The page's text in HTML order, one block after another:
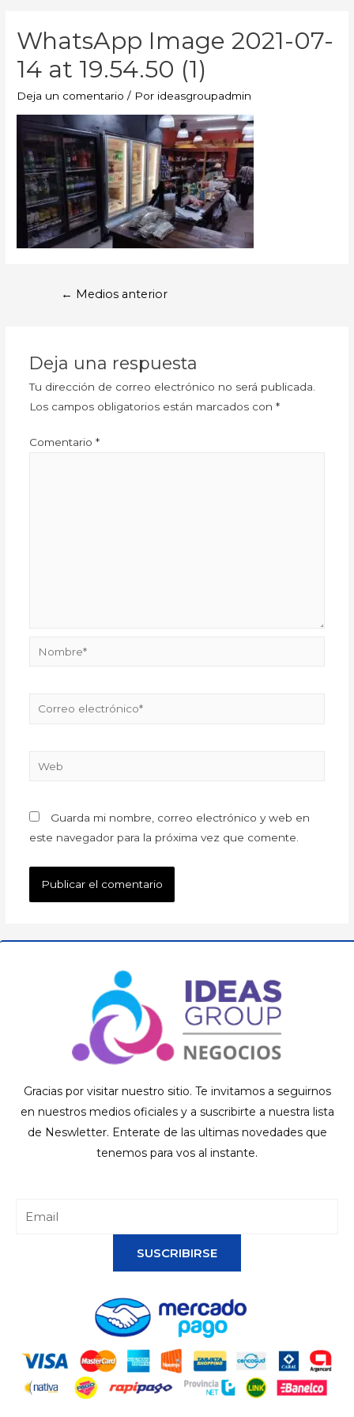
WhatsApp Image 2021-07-
14 at 19.54.50 (1)
Deja un comentario / Por ideasgroupadmin
← Medios anterior
Deja una respuesta
Tu dirección de correo electrónico no será publicada.
Los campos obligatorios están marcados con *
Comentario *
Guarda mi nombre, correo electrónico y web en
este navegador para la próxima vez que comente.
Gracias por visitar nuestro sitio. Te invitamos a seguirnos
en nuestros medios oficiales y a suscribirte a nuestra lista
de Neswletter. Enterate de las ultimas novedades que
tenemos para vos al instante.
SUSCRIBIRSE